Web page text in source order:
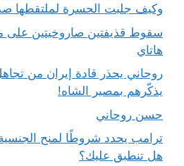
وكيف جلبت الحسرة لملتقطها
سقوط قذيفتين صاروخيتين على
هاتاي
روحاني يحذر قادة إيران من
يذكّرهم بمصير الشاه!
حسن روحاني
ترامب يحدد شروطًا لمنح الجنسية
هل تنطبق عليك؟